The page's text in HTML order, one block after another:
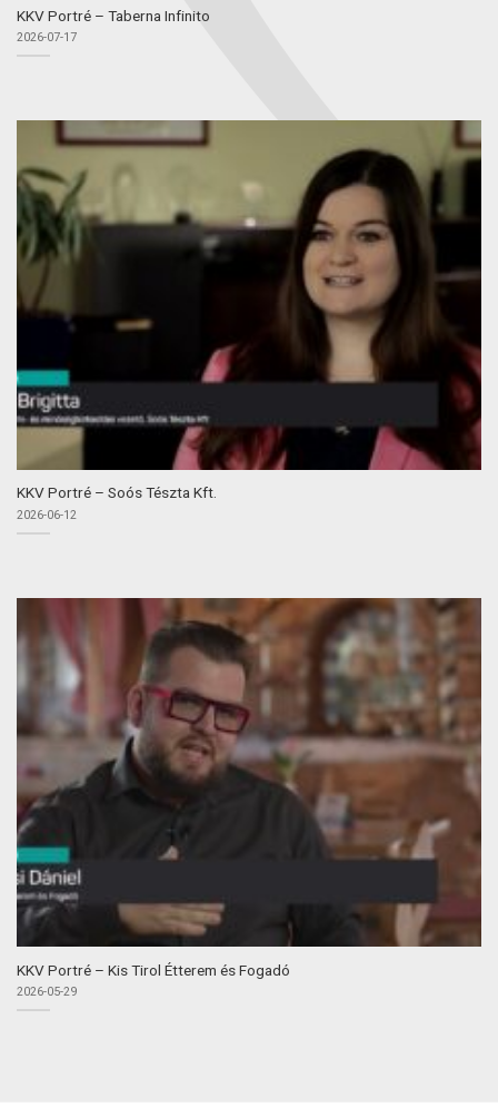
KKV Portré – Taberna Infinito
2026-07-17
KKV Portré – Soós Tészta Kft.
2026-06-12
KKV Portré – Kis Tirol Étterem és Fogadó
2026-05-29